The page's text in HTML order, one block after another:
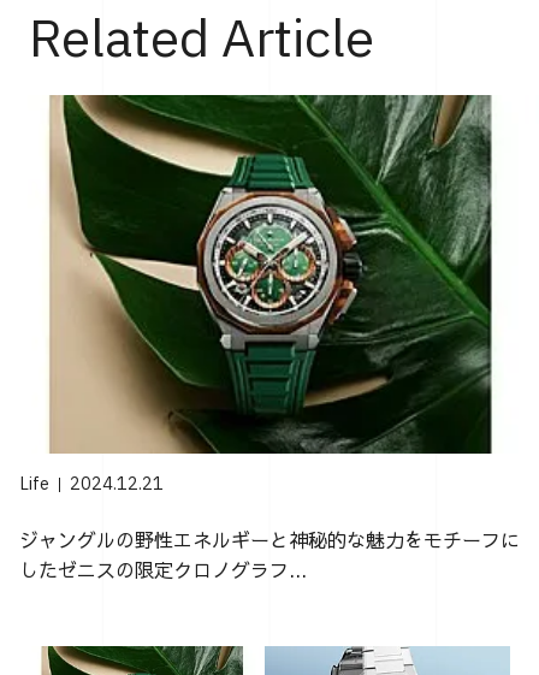
Related Article
Life 2024.12.21
ジャングルの野性エネルギーと神秘的な魅力をモチーフに
したゼニスの限定クロノグラフ...